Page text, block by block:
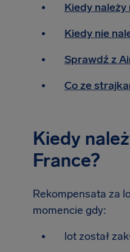
Kiedy
Kiedy nie
Sprawdź z
Co ze
Kiedy
France?
Rekompensata za
momencie gdy:
lot został